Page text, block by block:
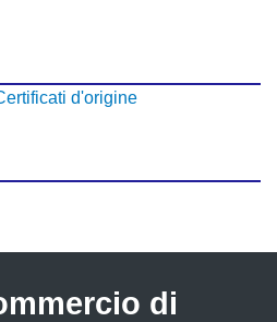
d'origine
di